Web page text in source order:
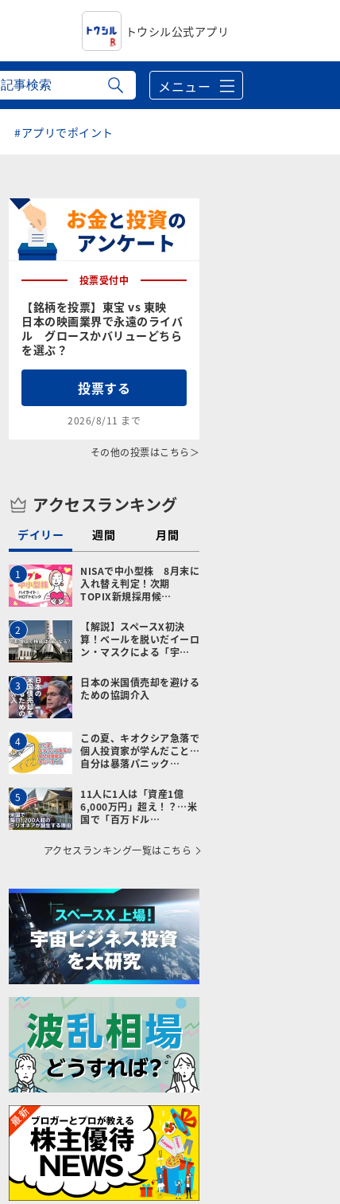
トウシル公式アプリ
メニュー
#アプリでポイント
投票受付中
【銘柄を投票】東宝 vs 東映
日本の映画業界で永遠のライバ
ル グロースかバリューどちら
を選ぶ？
投票する
2026/8/11 まで
その他の投票はこちら＞
アクセスランキング
デイリー 週間 月間
1
NISAで中小型株 8月末に
入れ替え判定！次期
TOPIX新規採用候…
2
【解説】スペースX初決
算！ベールを脱いだイーロ
ン・マスクによる「宇…
3
日本の米国債売却を避ける
ための協調介入
4
この夏、キオクシア急落で
個人投資家が学んだこと…
自分は暴落パニック…
5
11人に1人は「資産1億
6,000万円」超え！？…米
国で「百万ドル…
アクセスランキング一覧はこちら